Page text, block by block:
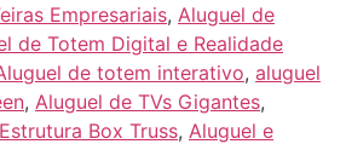
Empresariais, Aluguel de
de Totem Digital e Realidade
de totem interativo, aluguel
, Aluguel de TVs Gigantes,
Box Truss, Aluguel e